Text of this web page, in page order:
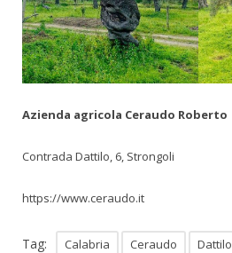
Azienda agricola Ceraudo Roberto
Contrada Dattilo, 6, Strongoli
https://www.ceraudo.it
Tag: Calabria Ceraudo Dattilo